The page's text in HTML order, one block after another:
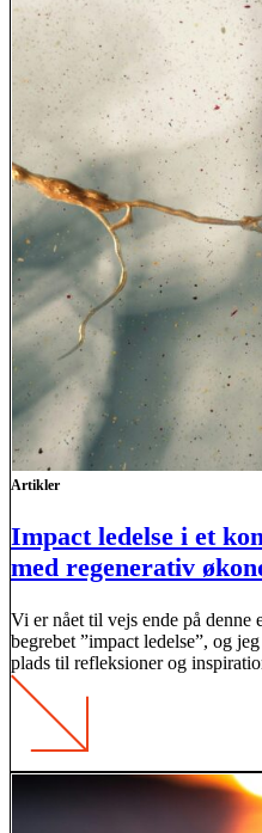
Artikler
Impact ledelse i et
med regenerativ
Vi er nået til vejs ende på denne
begrebet ”impact ledelse”, og
plads til refleksioner og